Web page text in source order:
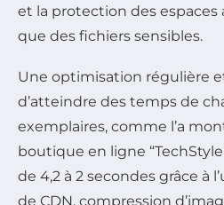
et la protection des espaces
que des fichiers sensibles.
Une optimisation régulière
d’atteindre des temps de
exemplaires, comme l’a
boutique en ligne
de 4,2 à 2 secondes grâce à
de CDN, compression